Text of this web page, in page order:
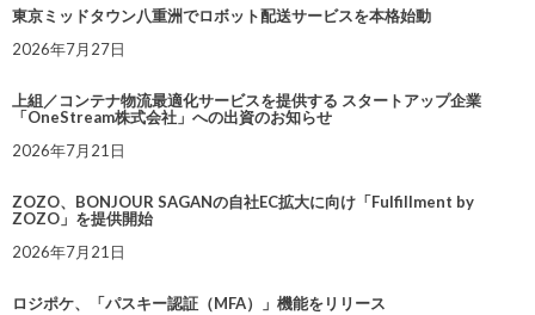
東京ミッドタウン八重洲でロボット配送サービスを本格始動
2026年7月27日
上組／コンテナ物流最適化サービスを提供する スタートアップ企業
「OneStream株式会社」への出資のお知らせ
2026年7月21日
ZOZO、BONJOUR SAGANの自社EC拡大に向け「Fulfillment by
ZOZO」を提供開始
2026年7月21日
ロジポケ、「パスキー認証（MFA）」機能をリリース